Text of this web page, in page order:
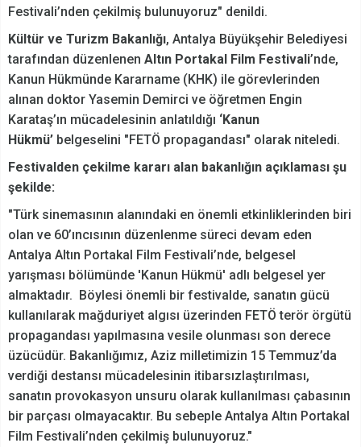
Festivali’nden çekilmiş bulunuyoruz" denildi.
Kültür ve Turizm Bakanlığı, Antalya Büyükşehir Belediyesi
tarafından düzenlenen Altın Portakal Film Festivali’nde,
Kanun Hükmünde Kararname (KHK) ile görevlerinden
alınan doktor Yasemin Demirci ve öğretmen Engin
Karataş’ın mücadelesinin anlatıldığı ‘Kanun
Hükmü’ belgeselini "FETÖ propagandası" olarak niteledi.
Festivalden çekilme kararı alan bakanlığın açıklaması şu
şekilde:
"Türk sinemasının alanındaki en önemli etkinliklerinden biri
olan ve 60’ıncısının düzenlenme süreci devam eden
Antalya Altın Portakal Film Festivali’nde, belgesel
yarışması bölümünde 'Kanun Hükmü' adlı belgesel yer
almaktadır. Böylesi önemli bir festivalde, sanatın gücü
kullanılarak mağduriyet algısı üzerinden FETÖ terör örgütü
propagandası yapılmasına vesile olunması son derece
üzücüdür. Bakanlığımız, Aziz milletimizin 15 Temmuz’da
verdiği destansı mücadelesinin itibarsızlaştırılması,
sanatın provokasyon unsuru olarak kullanılması çabasının
bir parçası olmayacaktır. Bu sebeple Antalya Altın Portakal
Film Festivali’nden çekilmiş bulunuyoruz."